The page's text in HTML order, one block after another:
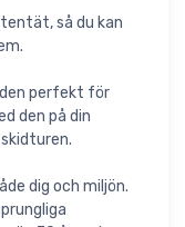
så du kan
perfekt för
den på din
dig och miljön.